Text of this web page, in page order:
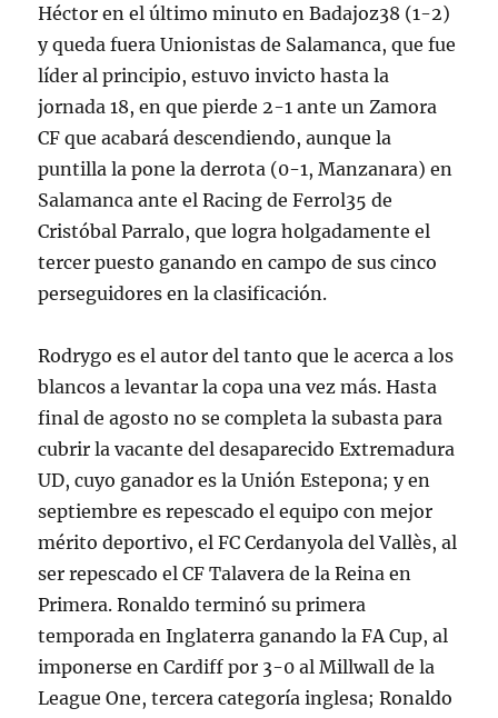
Héctor en el último minuto en Badajoz38 (1-2)
y queda fuera Unionistas de Salamanca, que fue
líder al principio, estuvo invicto hasta la
jornada 18, en que pierde 2-1 ante un Zamora
CF que acabará descendiendo, aunque la
puntilla la pone la derrota (0-1, Manzanara) en
Salamanca ante el Racing de Ferrol35 de
Cristóbal Parralo, que logra holgadamente el
tercer puesto ganando en campo de sus cinco
perseguidores en la clasificación.
Rodrygo es el autor del tanto que le acerca a los
blancos a levantar la copa una vez más. Hasta
final de agosto no se completa la subasta para
cubrir la vacante del desaparecido Extremadura
UD, cuyo ganador es la Unión Estepona; y en
septiembre es repescado el equipo con mejor
mérito deportivo, el FC Cerdanyola del Vallès, al
ser repescado el CF Talavera de la Reina en
Primera. Ronaldo terminó su primera
temporada en Inglaterra ganando la FA Cup, al
imponerse en Cardiff por 3-0 al Millwall de la
League One, tercera categoría inglesa; Ronaldo